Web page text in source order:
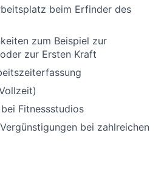
beim Erfinder des
zum Beispiel zur
zur Ersten Kraft
Fitnessstudios
bei zahlreichen